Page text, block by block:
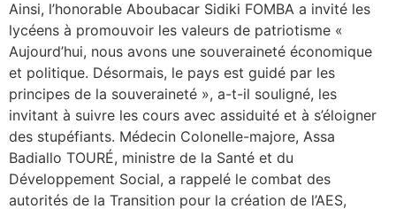
Ainsi, l’honorable Aboubacar Sidiki FOMBA a invité les
lycéens à promouvoir les valeurs de patriotisme «
Aujourd’hui, nous avons une souveraineté économique
et politique. Désormais, le pays est guidé par les
principes de la souveraineté », a-t-il souligné, les
invitant à suivre les cours avec assiduité et à s’éloigner
des stupéfiants. Médecin Colonelle-majore, Assa
Badiallo TOURÉ, ministre de la Santé et du
Développement Social, a rappelé le combat des
autorités de la Transition pour la création de l’AES,